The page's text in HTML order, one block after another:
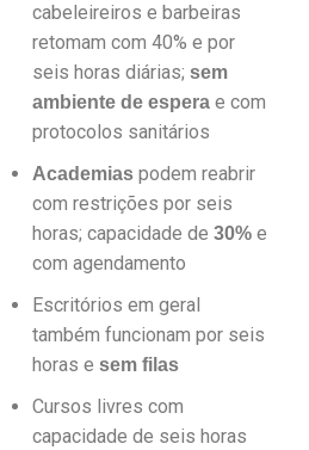
cabeleireiros e barbeiras
retomam com 40% e por
seis horas diárias; sem
ambiente de espera e com
protocolos sanitários
Academias podem reabrir
com restrições por seis
horas; capacidade de 30% e
com agendamento
Escritórios em geral
também funcionam por seis
horas e sem filas
Cursos livres com
capacidade de seis horas